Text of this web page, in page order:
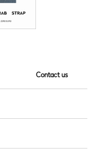
Contact us